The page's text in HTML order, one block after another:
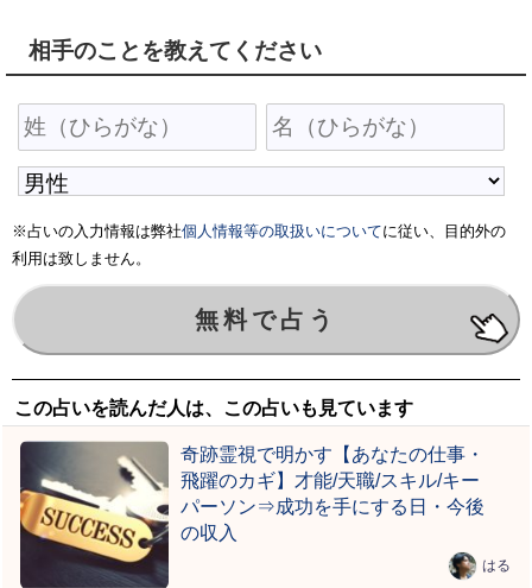
相手のことを教えてください
※占いの入力情報は弊社個人情報等の取扱いについてに従い、目的外の
利用は致しません。
この占いを読んだ人は、この占いも見ています
奇跡霊視で明かす【あなたの仕事・
飛躍のカギ】才能/天職/スキル/キー
パーソン⇒成功を手にする日・今後
の収入
はる